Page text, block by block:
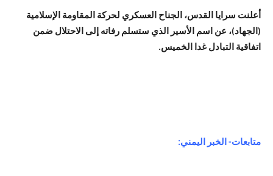
أعلنت سرايا القدس، الجناح العسكري لحركة المقاومة الإسلامية
(الجهاد)، عن اسم الأسير الذي ستسلم رفاته إلى الاحتلال ضمن
اتفاقية التبادل غدا الخميس.
متابعات- الخبر اليمني: